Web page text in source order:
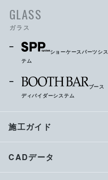
GLASS
ガラス
ショーケースパーツシス
テム
ブース
ディバイダーシステム
施工ガイド
CADデータ